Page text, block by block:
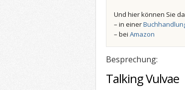
Und hier können Sie
– in einer
– bei Amazon
Besprechung:
Talking Vulvae